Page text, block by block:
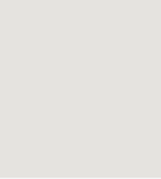
minutes en bus jusqu'à la gare